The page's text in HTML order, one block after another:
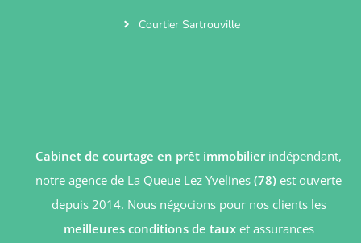
Courtier Sartrouville
Cabinet de courtage en prêt immobilierindépendant,
notre agence de La Queue Lez Yvelines (78) est ouverte
depuis 2014. Nous négocions pour nos clients les
meilleures conditions de taux et assurances